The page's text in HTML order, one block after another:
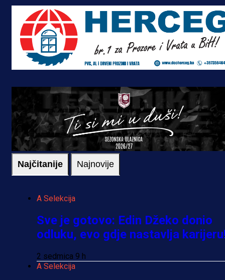
Najčitanije Najnovije
A Selekcija
Sve je gotovo: Edin Džeko donio
odluku, evo gdje nastavlja
2 sedmica 9 h
A Selekcija